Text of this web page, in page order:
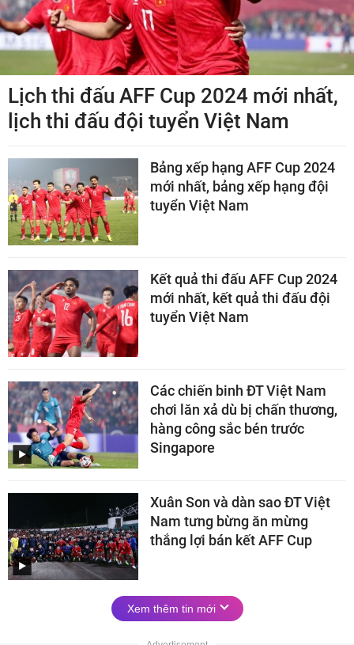
Lịch thi đấu AFF Cup 2024 mới nhất,
lịch thi đấu đội tuyển Việt Nam
Bảng xếp hạng AFF Cup 2024
mới nhất, bảng xếp hạng đội
tuyển Việt Nam
Kết quả thi đấu AFF Cup 2024
mới nhất, kết quả thi đấu đội
tuyển Việt Nam
Các chiến binh ĐT Việt Nam
chơi lăn xả dù bị chấn thương,
hàng công sắc bén trước
Singapore
Xuân Son và dàn sao ĐT Việt
Nam tưng bừng ăn mừng
thắng lợi bán kết AFF Cup
Xem thêm tin mới